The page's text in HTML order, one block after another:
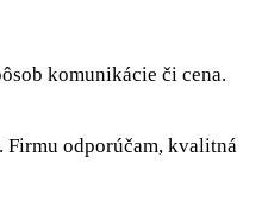
komunikácie či cena.
Firmu odporúčam, kvalitná